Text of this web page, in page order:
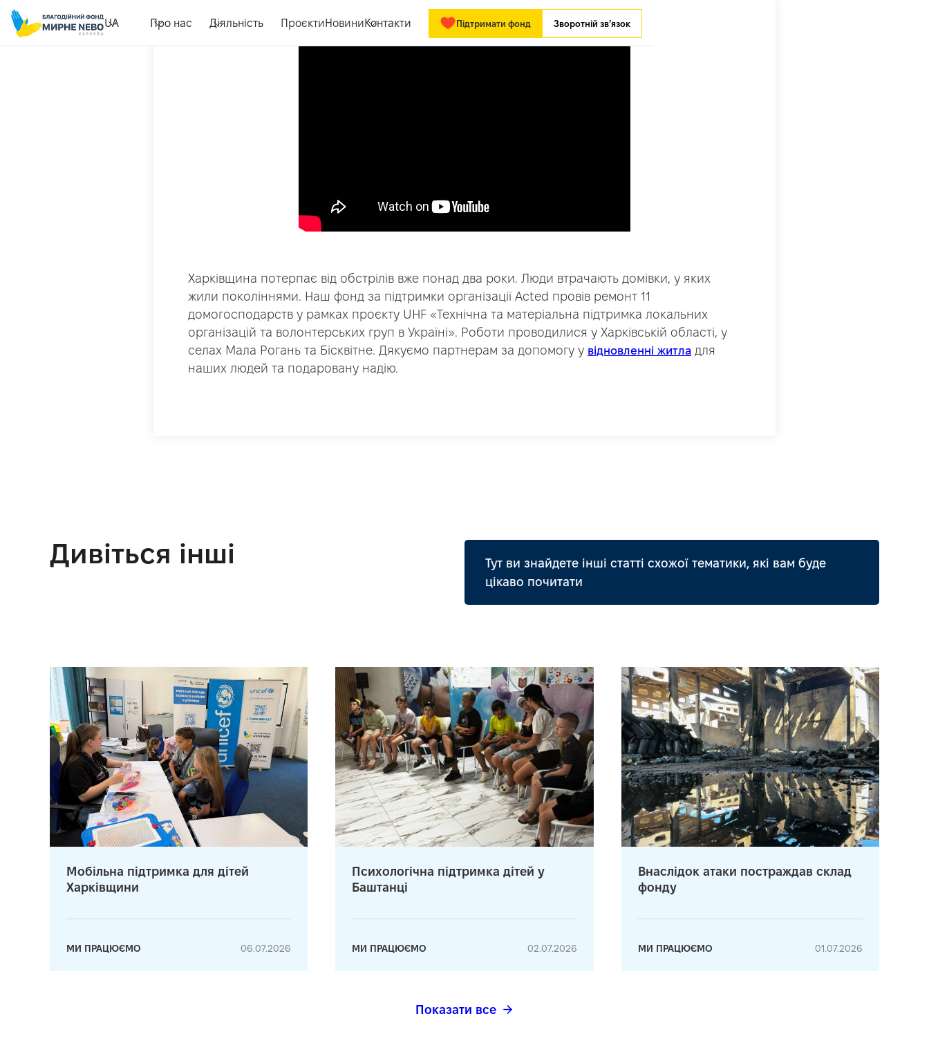
UA Про нас Діяльність ПроєктиНовини Контакти Підтримати фонд Зворотній зв’язок
Харківщина потерпає від обстрілів вже понад два роки. Люди втрачають домівки, у яких
жили поколіннями. Наш фонд за підтримки організації Acted провів ремонт 11
домогосподарств у рамках проєкту UHF «Технічна та матеріальна підтримка локальних
організацій та волонтерських груп в Україні». Роботи проводилися у Харківській області, у
селах Мала Рогань та Бісквітне. Дякуємо партнерам за допомогу у відновленні житла для
наших людей та подаровану надію.
Дивіться інші
Тут ви знайдете інші статті схожої тематики, які вам буде
цікаво почитати
Мобільна підтримка для дітей
Харківщини
МИ ПРАЦЮЄМО 06.07.2026
Психологічна підтримка дітей у
Баштанці
МИ ПРАЦЮЄМО 02.07.2026
Внаслідок атаки постраждав склад
фонду
МИ ПРАЦЮЄМО 01.07.2026
Показати все